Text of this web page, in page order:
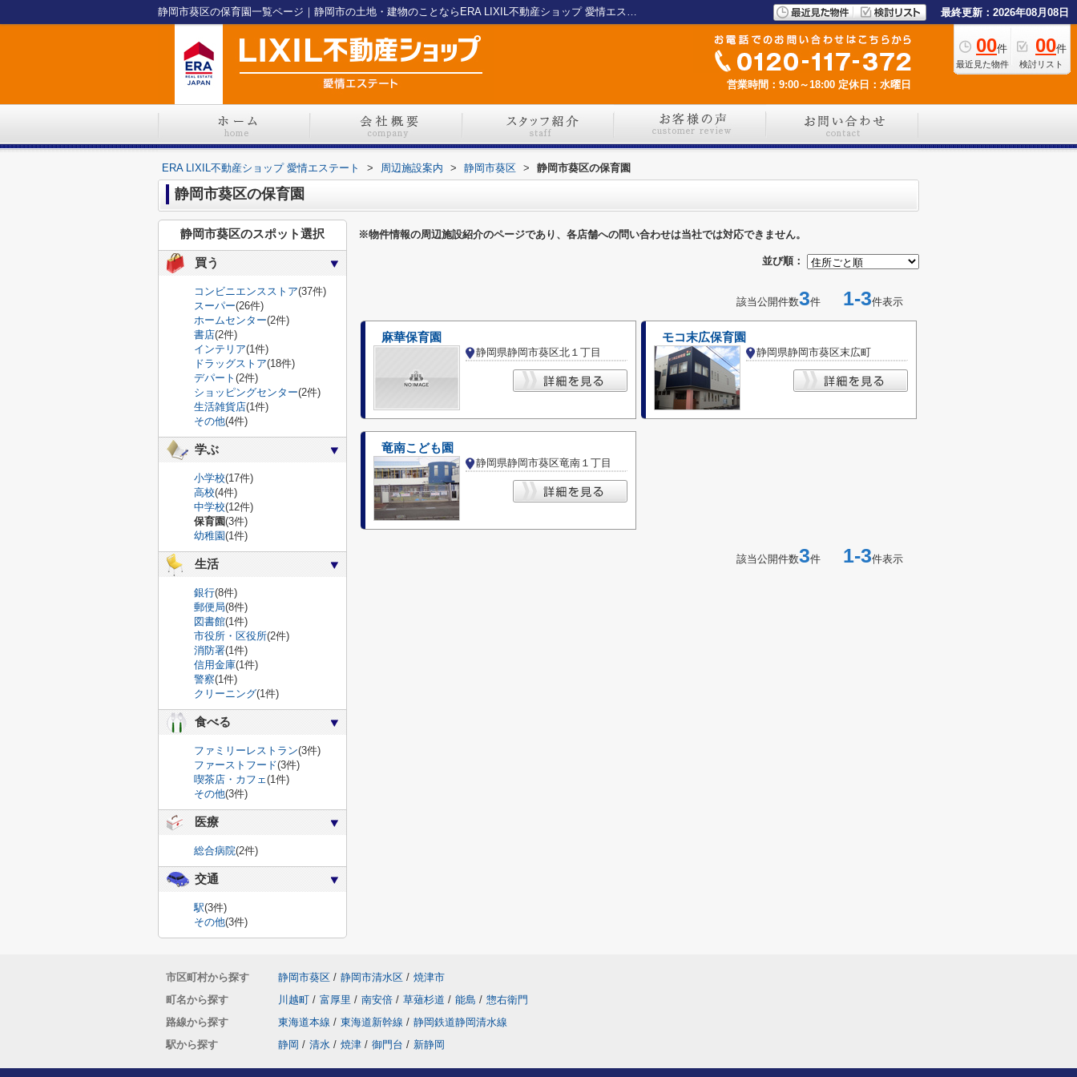
静岡市葵区の保育園一覧ページ｜静岡市の土地・建物のことならERA LIXIL不動産ショップ 愛情エステート 最終更新：2026年08月08日
00件
最近見た物件
00件
検討リスト
営業時間：9:00～18:00 定休日：水曜日
ERA LIXIL不動産ショップ 愛情エステート > 周辺施設案内 > 静岡市葵区 > 静岡市葵区の保育園
静岡市葵区の保育園
※物件情報の周辺施設紹介のページであり、各店舗への問い合わせは当社では対応できません。
並び順：
該当公開件数3件 1-3件表示
麻華保育園
静岡県静岡市葵区北１丁目
モコ末広保育園
静岡県静岡市葵区末広町
竜南こども園
静岡県静岡市葵区竜南１丁目
該当公開件数3件 1-3件表示
静岡市葵区のスポット選択
買う
コンビニエンスストア(37件)
スーパー(26件)
ホームセンター(2件)
書店(2件)
インテリア(1件)
ドラッグストア(18件)
デパート (2件)
ショッピングセンター(2件)
生活雑貨店(1件)
その他(4件)
学ぶ
小学校(17件)
高校(4件)
中学校(12件)
保育園(3件)
幼稚園(1件)
生活
銀行(8件)
郵便局(8件)
図書館(1件)
市役所・区役所(2件)
消防署(1件)
信用金庫(1件)
警察(1件)
クリーニング(1件)
食べる
ファミリーレストラン(3件)
ファーストフード(3件)
喫茶店・カフェ(1件)
その他(3件)
医療
総合病院(2件)
交通
駅(3件)
その他(3件)
市区町村から探す 静岡市葵区 / 静岡市清水区 / 焼津市
町名から探す
川越町 / 富厚里 / 南安倍 / 草薙杉道 / 能島 / 惣右衛門
路線から探す
東海道本線 / 東海道新幹線 / 静岡鉄道静岡清水線
駅から探す
静岡 / 清水 / 焼津 / 御門台 / 新静岡